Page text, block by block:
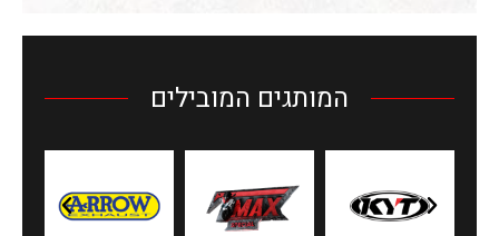
המותגים המובילים